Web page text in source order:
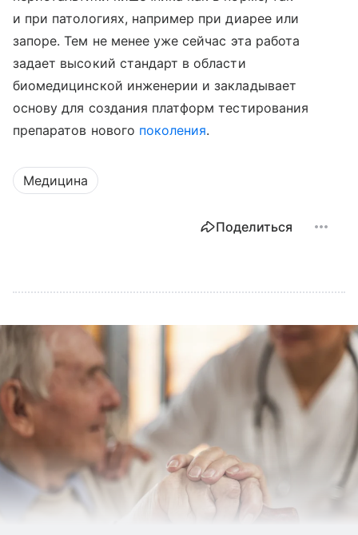
и при патологиях, например при диарее или
запоре. Тем не менее уже сейчас эта работа
задает высокий стандарт в области
биомедицинской инженерии и закладывает
основу для создания платформ тестирования
препаратов нового поколения.
Медицина
Поделиться